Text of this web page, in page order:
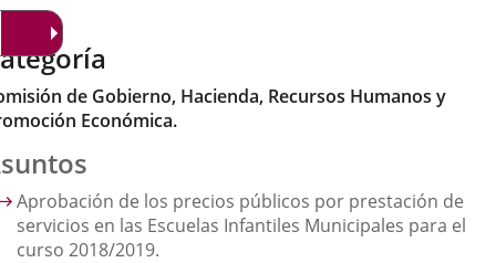
de Gobierno, Hacienda, Recursos Humanos y
Económica.
Aprobación de los precios públicos por prestación de
servicios en las Escuelas Infantiles Municipales para el
curso 2018/2019.